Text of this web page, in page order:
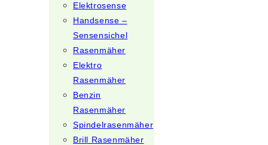
Elektrosense
Handsense –
Sensensichel
Rasenmäher
Elektro
Rasenmäher
Benzin
Rasenmäher
Spindelrasenmäher
Brill Rasenmäher